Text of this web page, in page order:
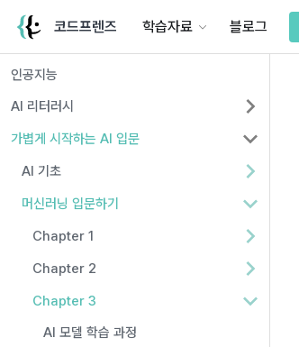
코드프렌즈 학습자료 블로그
인공지능
AI 리터러시
가볍게 시작하는 AI 입문
AI 기초
머신러닝 입문하기
Chapter 1
Chapter 2
Chapter 3
AI 모델 학습 과정